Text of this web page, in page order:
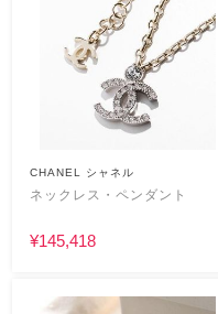
CHANEL シャネル
ネックレス・ペンダント
¥145,418